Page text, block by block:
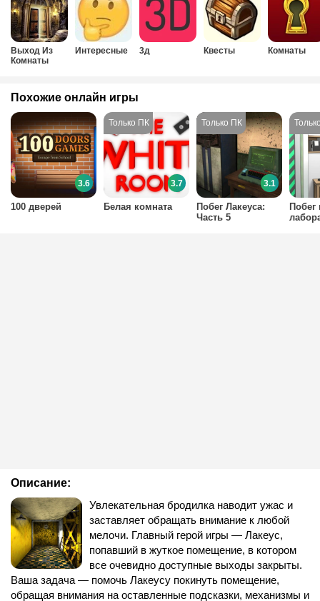
Выход Из
Комнаты
Интересные 3д Квесты Комнаты
Описание:
Увлекательная бродилка наводит ужас и
заставляет обращать внимание к любой
мелочи. Главный герой игры — Лакеус,
попавший в жуткое помещение, в котором
все очевидно доступные выходы закрыты.
Ваша задача — помочь Лакеусу покинуть помещение,
обращая внимания на оставленные подсказки, механизмы и
Похожие онлайн игры
Белая комната
3.7
Побег Лакеуса:
Часть 5
3.1
Побег
100 дверей
3.6